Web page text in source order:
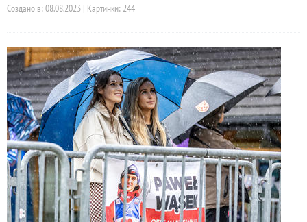
Создано в: 08.08.2023 | Картинки: 244